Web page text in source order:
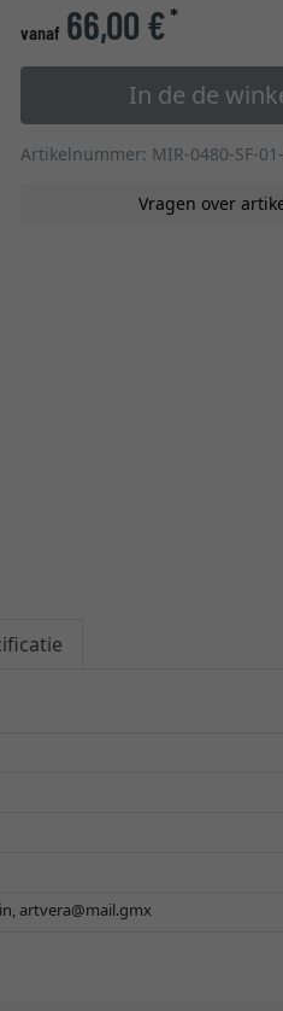
vanaf 66,00 €*
In de de
Artikelnummer: MIR-0480-SF-
Vragen over
artvera@mail.gmx